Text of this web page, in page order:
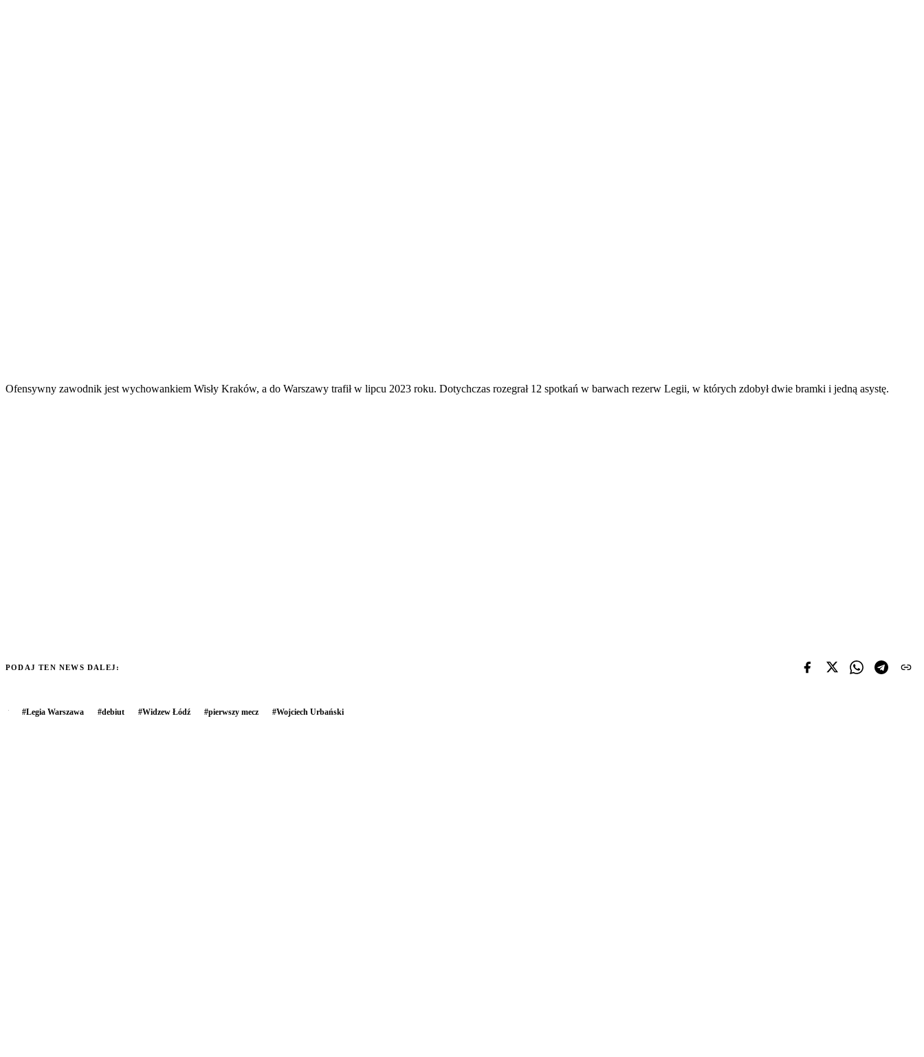
Ofensywny zawodnik jest wychowankiem Wisły Kraków, a do Warszawy trafił w lipcu 2023 roku. Dotychczas rozegrał 12 spotkań w barwach rezerw Legii, w których zdobył dwie bramki i jedną asystę.
PODAJ TEN NEWS DALEJ:
#Legia Warszawa #debiut #Widzew Łódź #pierwszy mecz #Wojciech Urbański